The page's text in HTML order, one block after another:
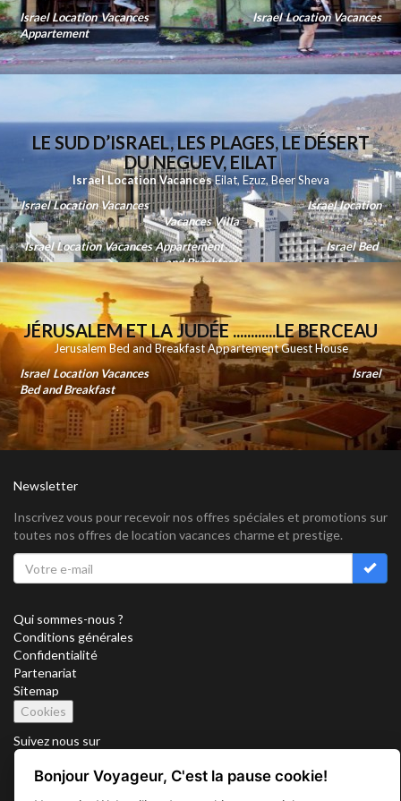
Israel Location Vacances
Israel Location Vacances
Appartement
LE SUD D’ISRAEL, LES PLAGES, LE DÉSERT
DU NEGUEV, EILAT
Israel Location VacancesEilat, Ezuz, Beer Sheva
Israel Location Vacances
Israel location
Vacances Villa
Israel Location Vacances Appartement
Israel Bed
and Breakfast
JÉRUSALEM ET LA JUDÉE ............LE BERCEAU
Jerusalem Bed and Breakfast Appartement Guest House
Israel Location Vacances
Israel
Bed and Breakfast
Newsletter
Inscrivez vous pour recevoir nos offres spéciales et promotions sur
toutes nos offres de location vacances charme et prestige.
Qui sommes-nous ?
Conditions générales
Confidentialité
Partenariat
Sitemap
Cookies
Suivez nous sur
Bonjour Voyageur, C'est la pause cookie!